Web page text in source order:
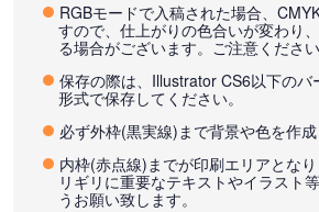
RGBモードで入稿された場合、
すので、仕上がりの色合いが変わり
る場合がございます。ご注意ください
保存の際は、Illustrator CS6以下のバ
形式で保存してください。
必ず外枠(黒実線)まで背景や色を作成
内枠(赤点線)までが印刷エリアとな
リギリに重要なテキストやイラスト
うお願い致します。